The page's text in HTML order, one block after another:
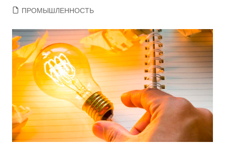
ПРОМЫШЛЕННОСТЬ